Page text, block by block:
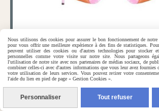
Boucles d'oreille le chat à l'escarpin.
Nous utilisons des cookies pour assurer le bon fonctionnement de
pour vous offrir une meilleure expérience à des fins de statistiques.
peuvent utiliser des cookies ou d'autres technologies pour stocker
personnelles comme votre visite sur notre site. Nous partageons
l'utilisation de notre site avec nos partenaires de médias sociaux, de
combiner celles-ci avec d'autres informations que vous leur avez
votre utilisation de leurs services. Vous pouvez retirer votre
l'aide du lien en pied de page « Gestion Cookies ».
Personnaliser Tout refuser